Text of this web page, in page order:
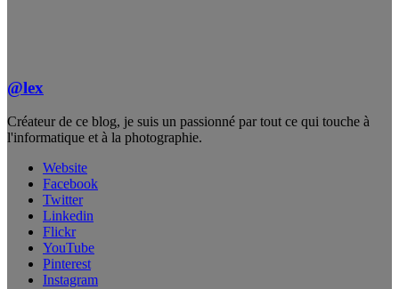
@lex
Créateur de ce blog, je suis un passionné par tout ce qui touche à
l'informatique et à la photographie.
Website
Facebook
Twitter
Linkedin
Flickr
YouTube
Pinterest
Instagram